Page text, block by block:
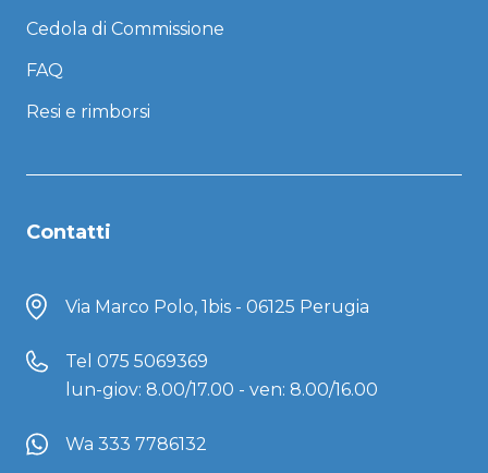
Cedola di Commissione
FAQ
Resi e rimborsi
Contatti
Via Marco Polo, 1bis - 06125 Perugia
Tel 075 5069369
lun-giov: 8.00/17.00 - ven: 8.00/16.00
Wa 333 7786132